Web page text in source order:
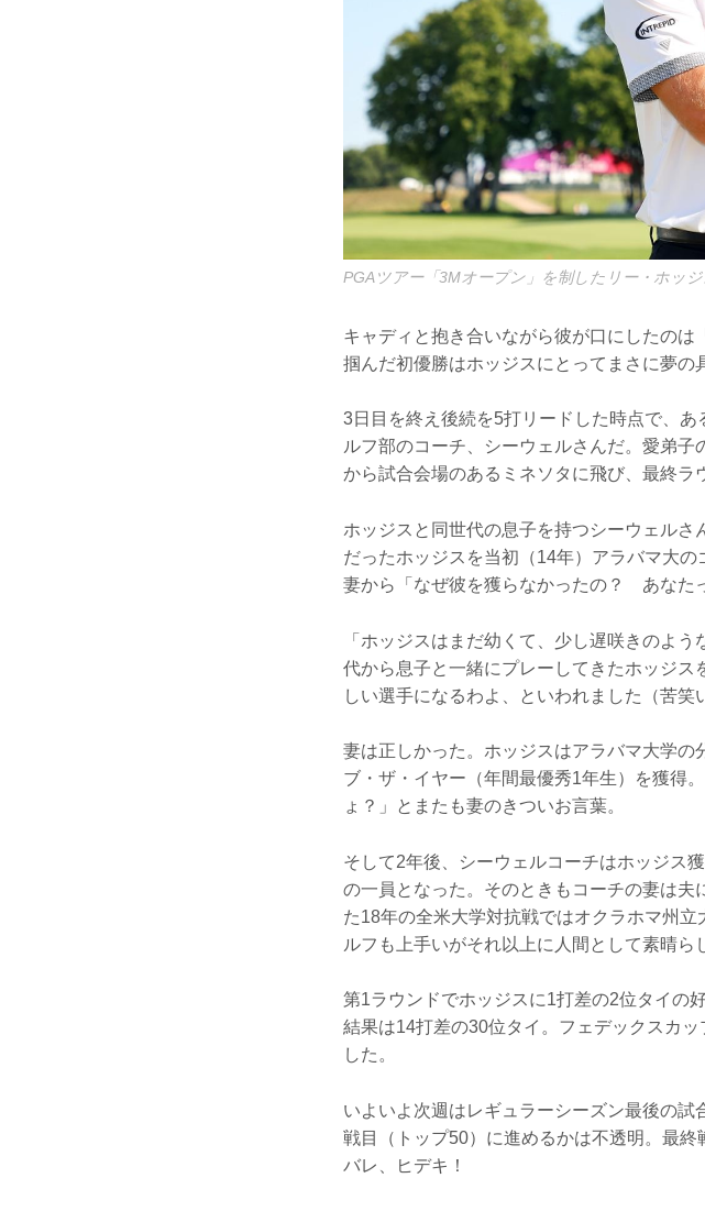
PGAツアー「3Mオープン」を制したリー・ホッジ
キャディと抱き合いながら彼が口にしたの
掴んだ初優勝はホッジスにとってまさに夢の
3日目を終え後続を5打リードした時点で、
ルフ部のコーチ、シーウェルさんだ。愛弟
から試合会場のあるミネソタに飛び、最終ラ
ホッジスと同世代の息子を持つシーウェル
だったホッジスを当初（14年）アラバマ大
妻から「なぜ彼を獲らなかったの？ あなた
「ホッジスはまだ幼くて、少し遅咲きのよ
代から息子と一緒にプレーしてきたホッジ
しい選手になるわよ、といわれました（苦笑
妻は正しかった。ホッジスはアラバマ大学
ブ・ザ・イヤー（年間最優秀1年生）を獲得
ょ？」とまたも妻のきついお言葉。
そして2年後、シーウェルコーチはホッジス
の一員となった。そのときもコーチの妻は
た18年の全米大学対抗戦ではオクラホマ州
ルフも上手いがそれ以上に人間として素晴
第1ラウンドでホッジスに1打差の2位タイの
結果は14打差の30位タイ。フェデックスカ
した。
いよいよ次週はレギュラーシーズン最後の
戦目（トップ50）に進めるかは不透明。最
バレ、ヒデキ！